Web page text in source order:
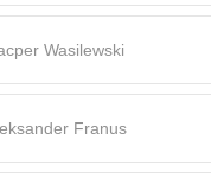
Wasilewski
Franus